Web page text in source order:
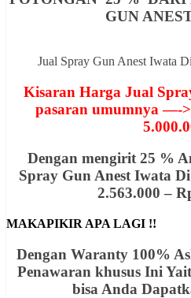
GUN
Jual Spray Gun Anest Iwata
Kisaran Harga Jual
pasaran umumnya —-
Dengan mengirit 25 %
Spray Gun Anest Iwata
2.563.000 –
MAKAPIKIR APA LAGI !!
Dengan Waranty 100%
Penawaran khusus Ini
bisa Anda